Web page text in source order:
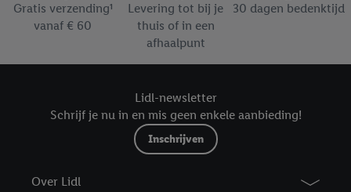
Gratis verzending¹
vanaf € 60
Levering tot bij je
thuis of in een
afhaalpunt
30 dagen bedenktijd
Lidl-newsletter
Schrijf je nu in en mis geen enkele aanbieding!
Inschrijven
Over Lidl